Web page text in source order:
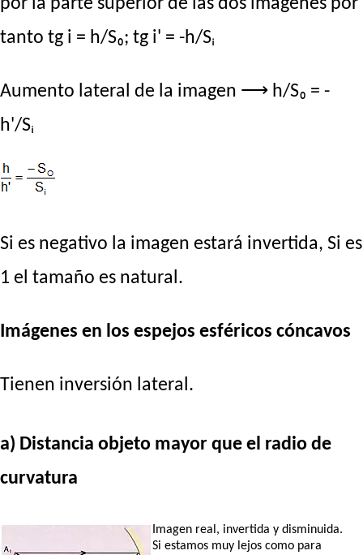
tanto tg i = h/S₀; tg i' = -h/Sᵢ
Aumento lateral de la imagen ⟶ h/S₀ = -
h'/Sᵢ
Si es negativo la imagen estará invertida, Si es
1 el tamaño es natural.
Imágenes en los espejos esféricos cóncavos
Tienen inversión lateral.
a) Distancia objeto mayor que el radio de
curvatura
Imagen real, invertida y disminuida.
Si estamos muy lejos como para